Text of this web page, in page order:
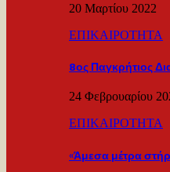
20 Μαρτίου 2022
ΕΠΙΚΑΙΡΟΤΗΤΑ
8ος Παγκρήτιος
24 Φεβρουαρίου
ΕΠΙΚΑΙΡΟΤΗΤΑ
«Άμεσα μέτρα